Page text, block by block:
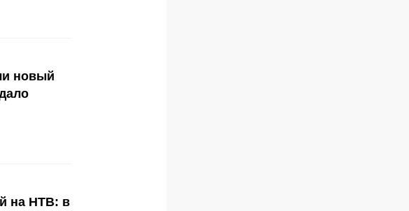
новый
на НТВ: в